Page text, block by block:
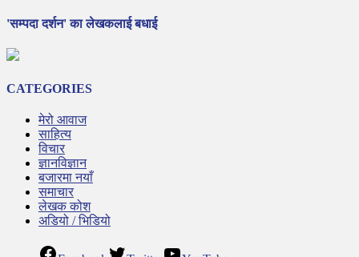
'सम्पदा दर्शन' का लेखकलाई बधाई
CATEGORIES
मेरो आवाज
साहित्य
विचार
ज्ञानविज्ञान
बजारमा नयाँ
समाचार
लेखक कोश
अडियो / भिडियो